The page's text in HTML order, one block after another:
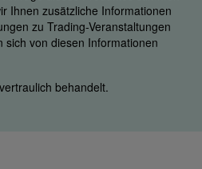
Ihnen zusätzliche Informationen
zu Trading-Veranstaltungen
sich von diesen Informationen
behandelt.